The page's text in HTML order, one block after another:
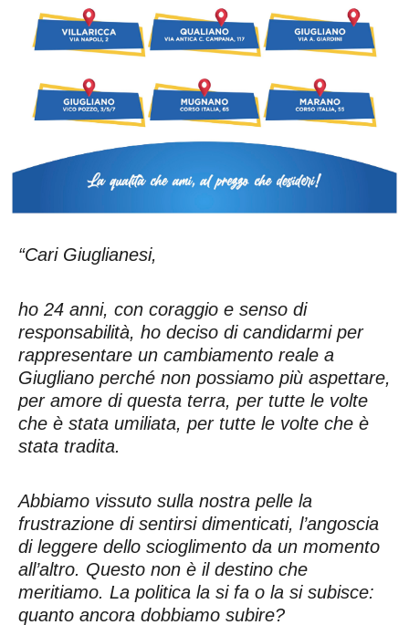
“Cari Giuglianesi,
ho 24 anni, con coraggio e senso di
responsabilità, ho deciso di candidarmi per
rappresentare un cambiamento reale a
Giugliano perché non possiamo più aspettare,
per amore di questa terra, per tutte le volte
che è stata umiliata, per tutte le volte che è
stata tradita.
Abbiamo vissuto sulla nostra pelle la
frustrazione di sentirsi dimenticati, l’angoscia
di leggere dello scioglimento da un momento
all’altro. Questo non è il destino che
meritiamo. La politica la si fa o la si subisce:
quanto ancora dobbiamo subire?